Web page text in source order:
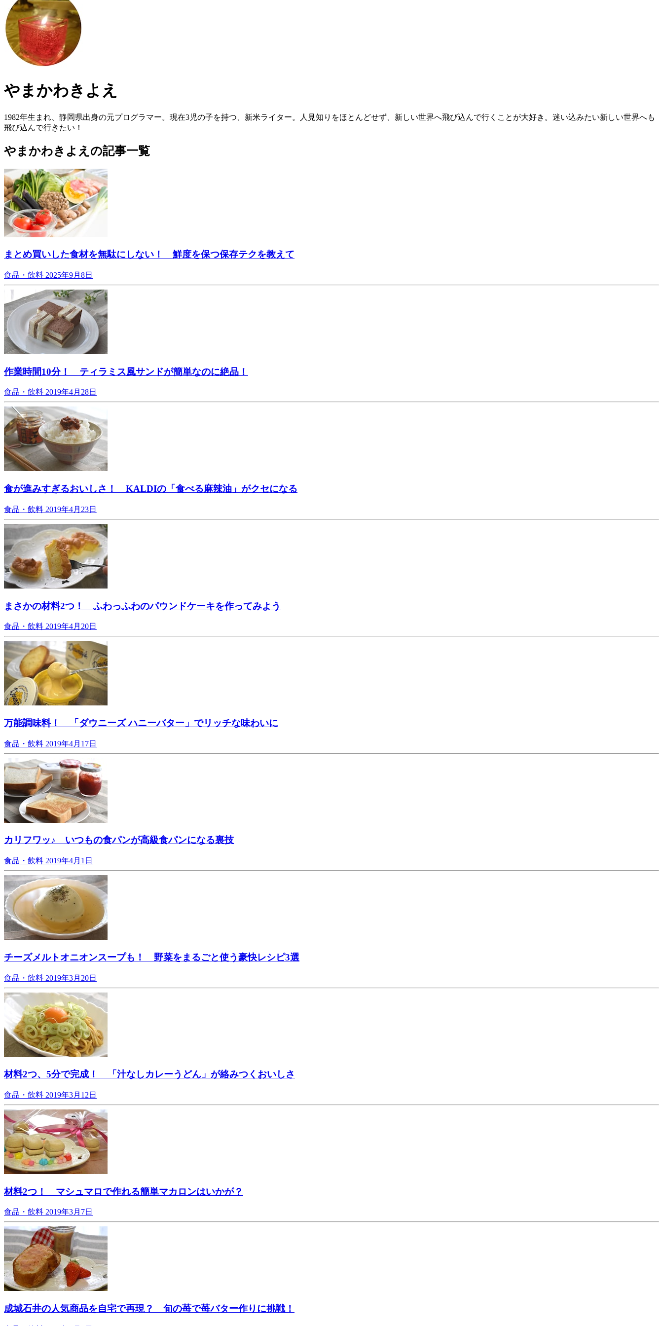
やまかわきよえ
1982年生まれ、静岡県出身の元プログラマー。現在3児の子を持つ、新米ライター。人見知りをほとんどせず、新しい世界へ飛び込んで行くことが大好き。迷い込みたい新しい世界へも
飛び込んで行きたい！
やまかわきよえの記事一覧
まとめ買いした食材を無駄にしない！ 鮮度を保つ保存テクを教えて
食品・飲料 2025年9月8日
作業時間10分！ ティラミス風サンドが簡単なのに絶品！
食品・飲料 2019年4月28日
食が進みすぎるおいしさ！ KALDIの「食べる麻辣油」がクセになる
食品・飲料 2019年4月23日
まさかの材料2つ！ ふわっふわのパウンドケーキを作ってみよう
食品・飲料 2019年4月20日
万能調味料！ 「ダウニーズ ハニーバター」でリッチな味わいに
食品・飲料 2019年4月17日
カリフワッ♪ いつもの食パンが高級食パンになる裏技
食品・飲料 2019年4月1日
チーズメルトオニオンスープも！ 野菜をまるごと使う豪快レシピ3選
食品・飲料 2019年3月20日
材料2つ、5分で完成！ 「汁なしカレーうどん」が絡みつくおいしさ
食品・飲料 2019年3月12日
材料2つ！ マシュマロで作れる簡単マカロンはいかが？
食品・飲料 2019年3月7日
成城石井の人気商品を自宅で再現？ 旬の苺で苺バター作りに挑戦！